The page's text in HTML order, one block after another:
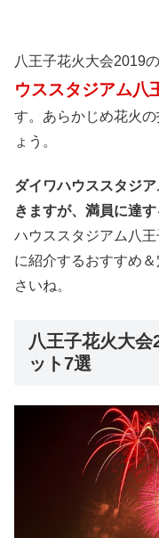
八王子花火大会2019
ウススタジアム八
す。あらかじめ花火
ょう。
ダイワハウススタジ
きますが、満員に達
ハウススタジアム八
に紹介するおすすめ
さいね。
八王子花火大
ット7選